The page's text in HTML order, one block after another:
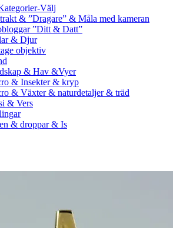
Välj
& ”Dragare” & Måla med kameran
”Ditt & Datt”
& Djur
objektiv
& Hav &Vyer
& Insekter & kryp
& Växter & naturdetaljer & träd
& Vers
& droppar & Is